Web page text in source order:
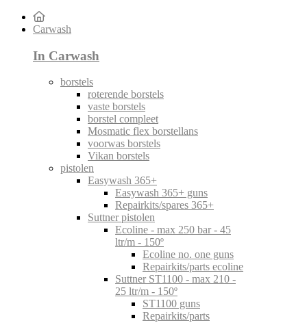
Carwash
In Carwash
borstels
roterende borstels
vaste borstels
borstel compleet
Mosmatic flex borstellans
voorwas borstels
Vikan borstels
pistolen
Easywash 365+
Easywash 365+ guns
Repairkits/spares 365+
Suttner pistolen
Ecoline - max 250 bar - 45
ltr/m - 150º
Ecoline no. one guns
Repairkits/parts ecoline
Suttner ST1100 - max 210 -
25 ltr/m - 150º
ST1100 guns
Repairkits/parts